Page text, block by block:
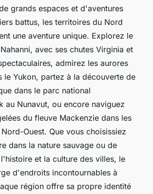
grands espaces et d'aventures
battus, les territoires du Nord
une aventure unique. Explorez le
avec ses chutes Virginia et
admirez les aurores
le Yukon, partez à la découverte de
dans le parc national
au Nunavut, ou encore naviguez
du fleuve Mackenzie dans les
Ouest. Que vous choisissiez
dans la nature sauvage ou de
et la culture des villes, le
d'endroits incontournables à
région offre sa propre identité